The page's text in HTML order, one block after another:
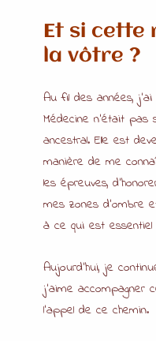
Et si cette
la vôtre ?
Au fil des années,
Médecine n’était pas
ancestral. Elle est
manière de me
les épreuves,
mes zones d’ombre
à ce qui est
Aujourd’hui, je
j’aime accompagner
l’appel de ce chemin.